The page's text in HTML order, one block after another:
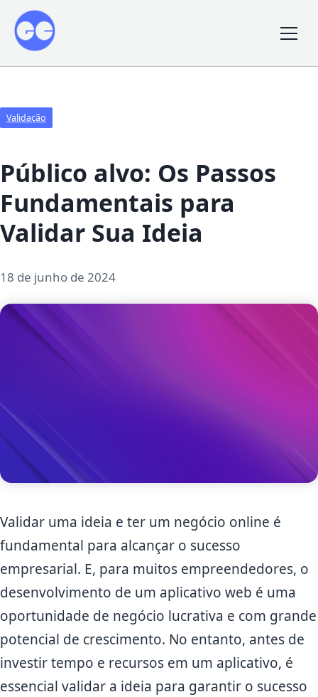
Validação
Público alvo: Os Passos
Fundamentais para
Validar Sua Ideia
18 de junho de 2024
Validar uma ideia e ter um negócio online é
fundamental para alcançar o sucesso
empresarial. E, para muitos empreendedores, o
desenvolvimento de um aplicativo web é uma
oportunidade de negócio lucrativa e com grande
potencial de crescimento. No entanto, antes de
investir tempo e recursos em um aplicativo, é
essencial validar a ideia para garantir o sucesso